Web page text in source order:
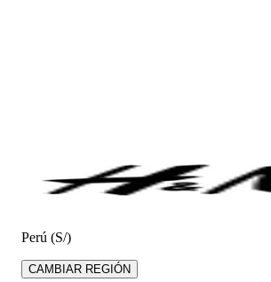
Perú (S/)
CAMBIAR REGIÓN